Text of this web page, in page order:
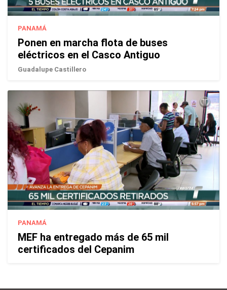
PANAMÁ
Ponen en marcha flota de buses
eléctricos en el Casco Antiguo
Guadalupe Castillero
PANAMÁ
MEF ha entregado más de 65 mil
certificados del Cepanim